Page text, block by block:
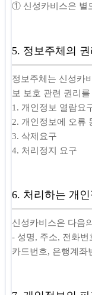
① 신성카비스은 별
5. 정보주체의
정보주체는 신성카
보 보호 관련 권리
1. 개인정보 열람요
2. 개인정보에 오류
3. 삭제요구
4. 처리정지 요구
6. 처리하는 개
신성카비스은 다음
- 성명, 주소, 전화
카드번호, 은행계좌